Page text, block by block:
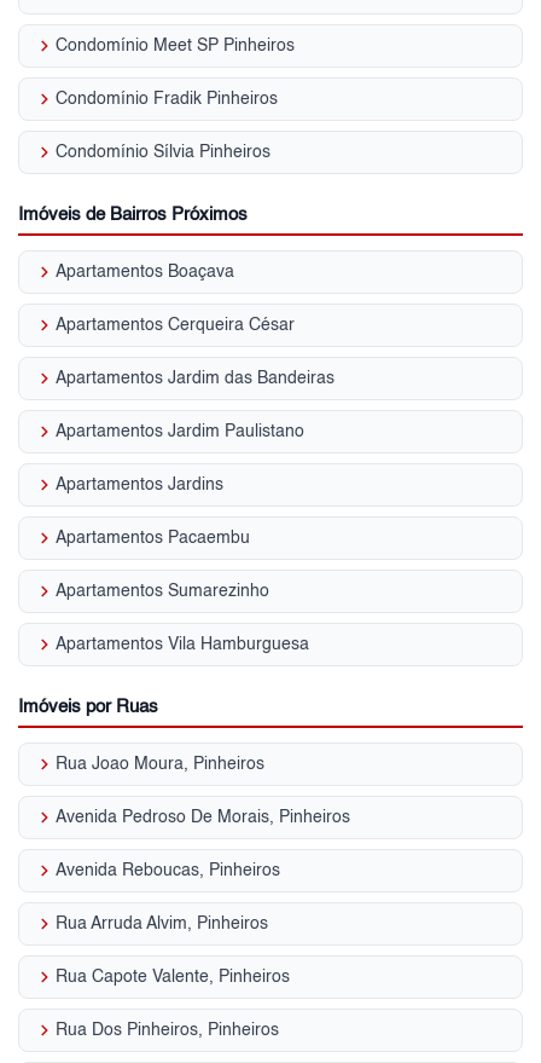
keyboard_arrow_right Condomínio Meet SP Pinheiros
keyboard_arrow_right Condomínio Fradik Pinheiros
keyboard_arrow_right Condomínio Sílvia Pinheiros
Imóveis de Bairros Próximos
keyboard_arrow_right Apartamentos Boaçava
keyboard_arrow_right Apartamentos Cerqueira César
keyboard_arrow_right Apartamentos Jardim das Bandeiras
keyboard_arrow_right Apartamentos Jardim Paulistano
keyboard_arrow_right Apartamentos Jardins
keyboard_arrow_right Apartamentos Pacaembu
keyboard_arrow_right Apartamentos Sumarezinho
keyboard_arrow_right Apartamentos Vila Hamburguesa
Imóveis por Ruas
keyboard_arrow_right Rua Joao Moura, Pinheiros
keyboard_arrow_right Avenida Pedroso De Morais, Pinheiros
keyboard_arrow_right Avenida Reboucas, Pinheiros
keyboard_arrow_right Rua Arruda Alvim, Pinheiros
keyboard_arrow_right Rua Capote Valente, Pinheiros
keyboard_arrow_right Rua Dos Pinheiros, Pinheiros